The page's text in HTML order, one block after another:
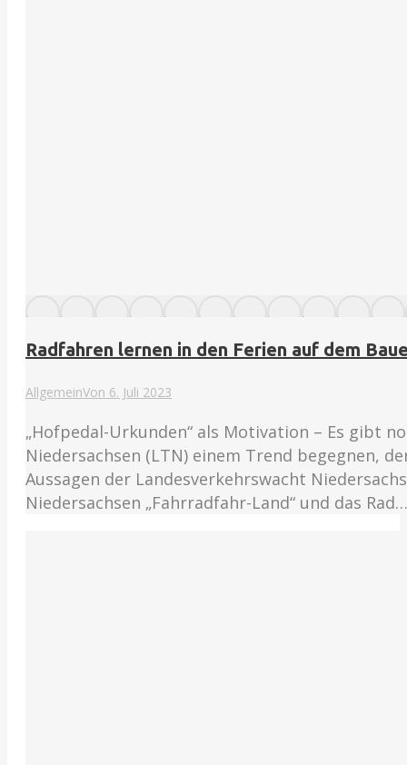
Radfahren lernen in den Ferien auf dem
AllgemeinVon 6. Juli 2023
„Hofpedal-Urkunden“ als Motivation – Es gibt
Niedersachsen (LTN) einem Trend begegnen,
Aussagen der Landesverkehrswacht
Niedersachsen „Fahrradfahr-Land“ und das Rad…